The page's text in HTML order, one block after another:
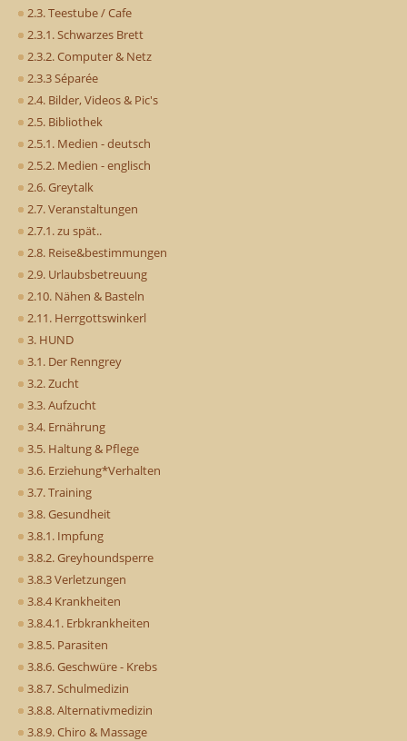
2.3. Teestube / Cafe
2.3.1. Schwarzes Brett
2.3.2. Computer & Netz
2.3.3 Séparée
2.4. Bilder, Videos & Pic's
2.5. Bibliothek
2.5.1. Medien - deutsch
2.5.2. Medien - englisch
2.6. Greytalk
2.7. Veranstaltungen
2.7.1. zu spät..
2.8. Reise&bestimmungen
2.9. Urlaubsbetreuung
2.10. Nähen & Basteln
2.11. Herrgottswinkerl
3. HUND
3.1. Der Renngrey
3.2. Zucht
3.3. Aufzucht
3.4. Ernährung
3.5. Haltung & Pflege
3.6. Erziehung*Verhalten
3.7. Training
3.8. Gesundheit
3.8.1. Impfung
3.8.2. Greyhoundsperre
3.8.3 Verletzungen
3.8.4 Krankheiten
3.8.4.1. Erbkrankheiten
3.8.5. Parasiten
3.8.6. Geschwüre - Krebs
3.8.7. Schulmedizin
3.8.8. Alternativmedizin
3.8.9. Chiro & Massage